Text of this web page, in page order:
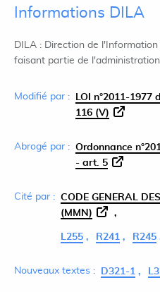
Informations DILA
DILA : Direction de
faisant partie de
Modifié par :
LOI n°2011-1977
116 (V)
Abrogé par : Ordonnance
- art. 5
Cité par : CODE GENERAL
(MMN)
L255 R241 R245
Nouveaux textes : D321-1